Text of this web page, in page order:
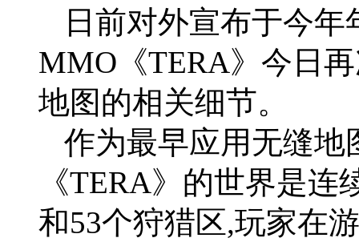
日前对外宣布于今
MMO《TERA》今日
地图的相关细节。
作为最早应用无缝地
《TERA》的世界是
和53个狩猎区,玩家在